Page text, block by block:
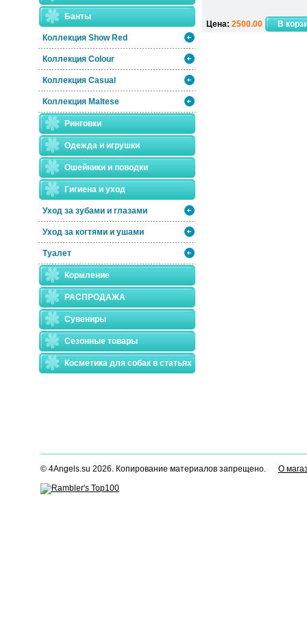
Банты
Коллекция Show Red
Коллекция Colour
Коллекция Casual
Коллекция Maltese
Ринговки
Одежда и игрушки
Ошейники и поводки
Гигиена и уход
Уход за зубами и глазами
Уход за когтями и ушами
Туалет
Кормление
РАСПРОДАЖА
Сувениры
Сезонные товары
Косметика для собак в статьях
Цена: 2500.00
© 4Angels.su 2026. Копирование материалов запрещено. О